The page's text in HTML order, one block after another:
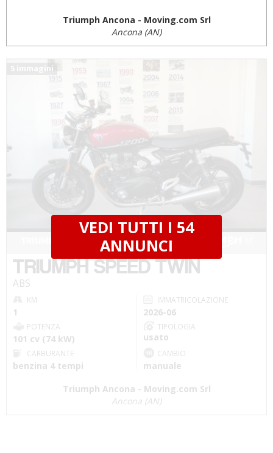
Triumph Ancona - Moving.com Srl
Ancona (AN)
5 immagini
TRIUMPH SPEED TWIN
ABS
€ 11.998 €
KM
1
IMMATRICOLAZIONE
2026-06
POTENZA
101 cv (74 kW)
TIPOLOGIA
usato
CARBURANTE
benzina 4 tempi
CAMBIO
manuale
Triumph Ancona - Moving.com Srl
Ancona (AN)
VEDI TUTTI I 54
ANNUNCI